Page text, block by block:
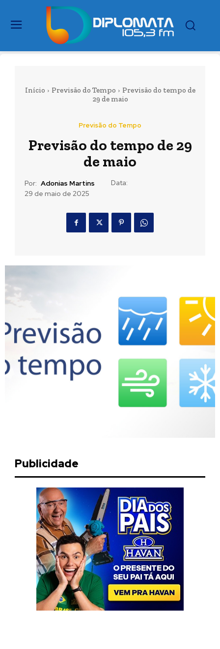
Início Previsão do Tempo
Previsão do tempo de
29 de maio
Previsão do Tempo
Previsão do tempo de 29
de maio
Por: Adonias Martins
Data:
29 de maio de 2025
Publicidade